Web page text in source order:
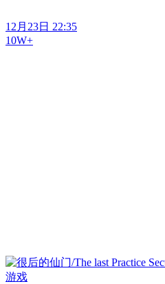
12月23日 22:35
10W+